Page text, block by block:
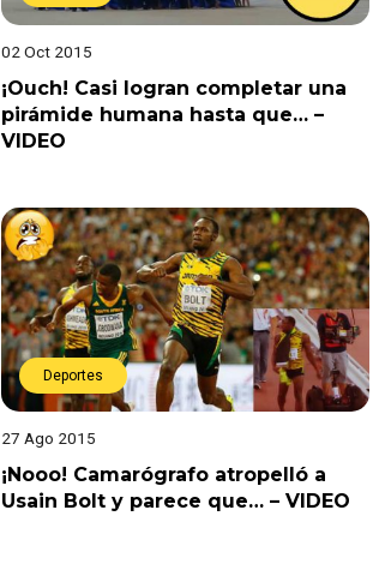
02 Oct 2015
¡Ouch! Casi logran completar una
pirámide humana hasta que… –
VIDEO
Deportes
27 Ago 2015
¡Nooo! Camarógrafo atropelló a
Usain Bolt y parece que… – VIDEO